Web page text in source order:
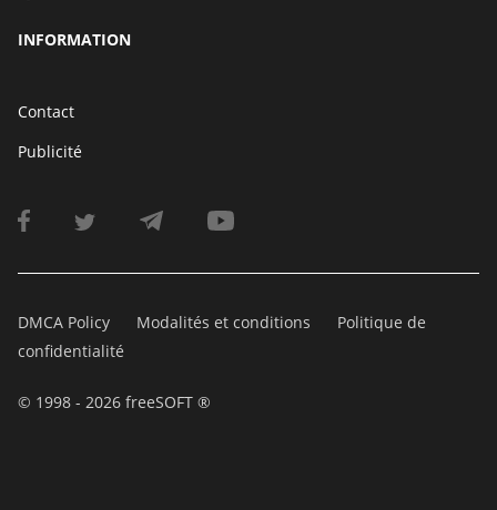
INFORMATION
Contact
Publicité
DMCA Policy Modalités et conditions
Politique de
confidentialité
© 1998 - 2026 freeSOFT ®